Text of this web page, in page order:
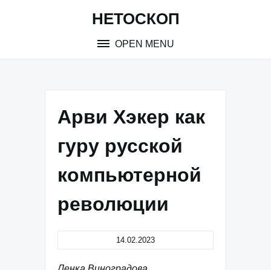
НЕТОСКОП
OPEN MENU
Арви Хэкер как
гуру русской
компьютерной
революции
14.02.2023